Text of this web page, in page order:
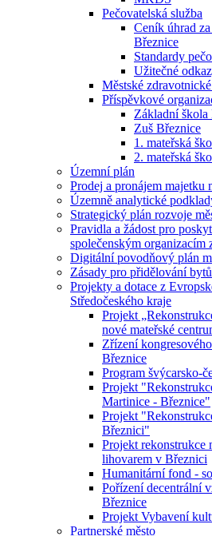
Pečovatelská služba
Ceník úhrad
Březnice
Standardy
Užitečné
Městské
Příspěvkové
Základní škola
Zuš Březnice
1. mateřská
2. mateřská
Územní plán
Prodej a pronájem majetku
Územně analytické
Strategický plán rozvoje
Pravidla a žádost pro
společenským organizacím
Digitální povodňový plán
Zásady pro přidělování
Projekty a dotace z
Středočeského kraje
Projekt
nové mateřské
Zřízení
Březnice
Program švýcarsko-
Projekt
Martinice - Březnice"
Projekt
Březnici"
Projekt rekonstrukce
lihovarem v Březnici
Humanitární fond -
Pořízení decentrální
Březnice
Projekt Vybavení
Partnerské město